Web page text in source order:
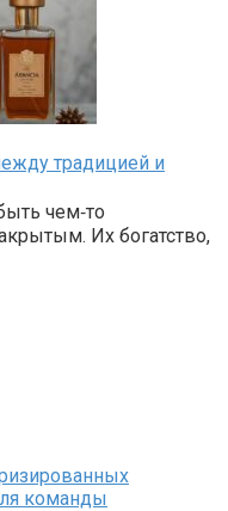
традицией и
чем‑то
Их богатство,
команды